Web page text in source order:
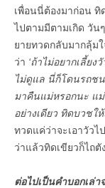
เพื่อนนี่ต้องมาก่อน ทิ
ไปตามมีตามเกิด วัน
ยายทวดกลับมากลุ้ม
ว่า ‘ถ้าไม่อยากเลี้ย
ไม่ดูแล นี่ก็โดนรถชน
มาคืนแม่หรอกนะ แ
อย่างเดียว ทิดบวชใ
ทวดแค่ว่าจะเอาวัว
ว่าแล้วทิดเขียวก็ไถ
ต่อไปเป็นคำบอกเล่า